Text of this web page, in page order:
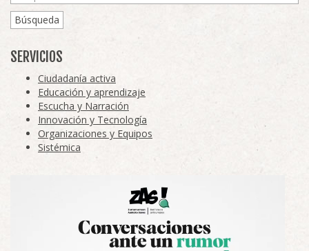
Búsqueda
SERVICIOS
Ciudadanía activa
Educación y aprendizaje
Escucha y Narración
Innovación y Tecnología
Organizaciones y Equipos
Sistémica